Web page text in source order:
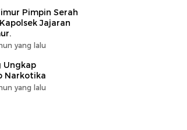
Pimpin Serah
Jajaran
yang lalu
Ungkap
Narkotika
yang lalu